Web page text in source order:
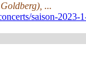
...
saison-2023-